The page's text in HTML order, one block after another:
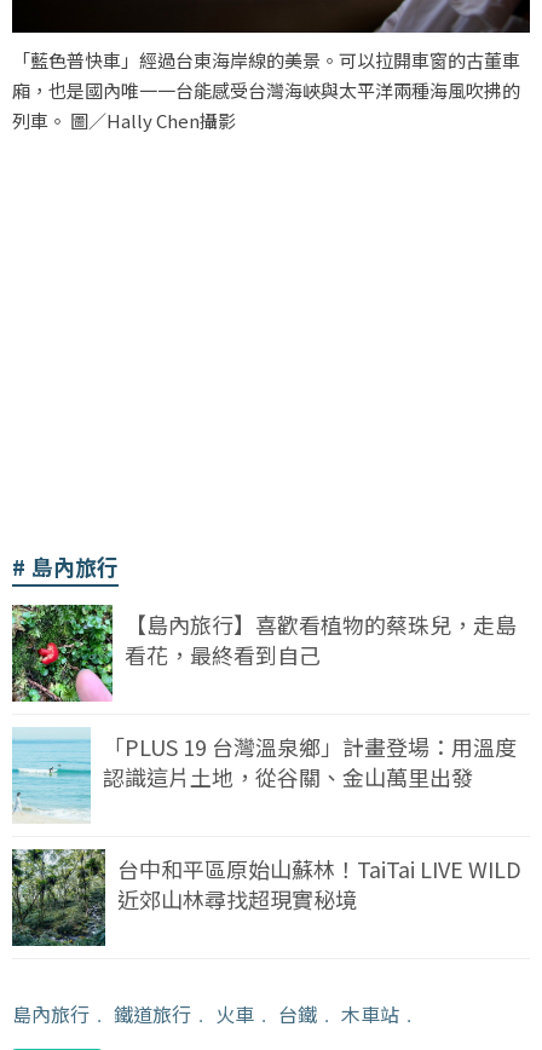
「藍色普快車」經過台東海岸線的美景。可以拉開車窗的古董車
廂，也是國內唯一一台能感受台灣海峽與太平洋兩種海風吹拂的
列車。 圖／Hally Chen攝影
島內旅行
【島內旅行】喜歡看植物的蔡珠兒，走島
看花，最終看到自己
「PLUS 19 台灣溫泉鄉」計畫登場：用溫度
認識這片土地，從谷關、金山萬里出發
台中和平區原始山蘇林！TaiTai LIVE WILD
近郊山林尋找超現實秘境
島內旅行 ﹒ 鐵道旅行 ﹒ 火車 ﹒ 台鐵 ﹒ 木車站 ﹒